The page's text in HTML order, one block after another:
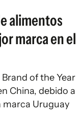
alimentos
marca en el
of the Year
China, debido a
marca Uruguay